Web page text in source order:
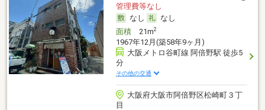
管理費等なし
なし
なし
面積21m2
1967年12月(築58年9ヶ月)
大阪メトロ谷町線 阿倍野駅 徒歩5
分
その他の交通
大阪府大阪市阿倍野区松崎町３丁
目